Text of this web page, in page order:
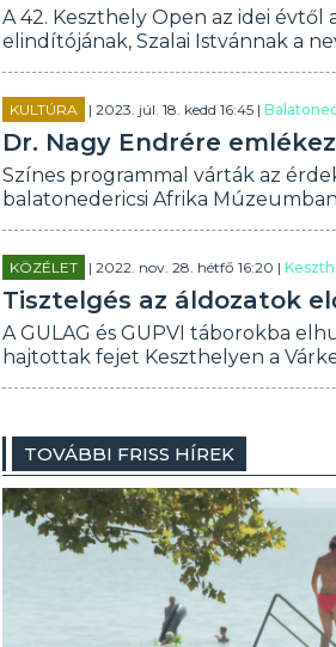
A 42. Keszthely Open az idei évtől
elindítójának, Szalai Istvánnak a
KULTÚRA | 2023. júl. 18. kedd 16:45 |
Dr. Nagy Endrére
Színes programmal várták az
balatonedericsi Afrika
KÖZÉLET | 2022. nov. 28. hétfő 16:20 |
Tisztelgés az áldozatok
A GULAG és GUPVI táborokba
hajtottak fejet Keszthelyen a
TOVÁBBI FRISS HÍREK